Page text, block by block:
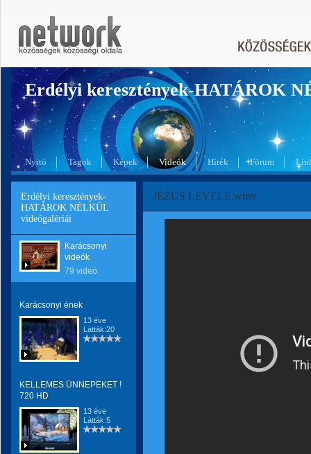
Erdélyi keresztények-HATÁROK
Nyitó Tagok Képek Videók Hírek Fórum
Erdélyi keresztények-
HATÁROK NÉLKÜL
videógalériái
Karácsonyi
videók
79 videó
Karácsonyi ének
13 éve
Látták:20
KELLEMES ÜNNEPEKET !
720 HD
13 éve
Látták:5
JÉZUS LEVELE.wmv